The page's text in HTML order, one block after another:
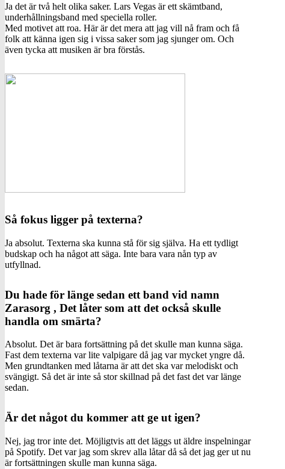
Ja det är två helt olika saker. Lars Vegas är ett skämtband,
underhållningsband med speciella roller.
Med motivet att roa. Här är det mera att jag vill nå fram och få
folk att känna igen sig i vissa saker som jag sjunger om. Och
även tycka att musiken är bra förstås.
Så fokus ligger på texterna?
Ja absolut. Texterna ska kunna stå för sig själva. Ha ett tydligt
budskap och ha något att säga. Inte bara vara nån typ av
utfyllnad.
Du hade för länge sedan ett band vid namn
Zarasorg , Det låter som att det också skulle
handla om smärta?
Absolut. Det är bara fortsättning på det skulle man kunna säga.
Fast dem texterna var lite valpigare då jag var mycket yngre då.
Men grundtanken med låtarna är att det ska var melodiskt och
svängigt. Så det är inte så stor skillnad på det fast det var länge
sedan.
Är det något du kommer att ge ut igen?
Nej, jag tror inte det. Möjligtvis att det läggs ut äldre inspelningar
på Spotify. Det var jag som skrev alla låtar då så det jag ger ut nu
är fortsättningen skulle man kunna säga.